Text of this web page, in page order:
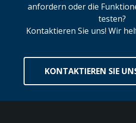
anfordern oder die
testen?
Kontaktieren Sie uns! Wir
KONTAKTIEREN SIE